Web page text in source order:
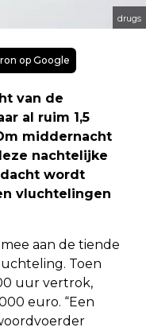
drugs
op Google
van de
al ruim 1,5
middernacht
nachtelijke
wordt
vluchtelingen
aan de tiende
Toen
uur vertrok,
euro. “Een